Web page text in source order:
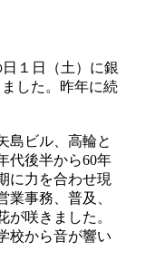
１日（土）に銀
した。昨年に続
島ビル、高輪と
代後半から60年
に力を合わせ現
事務、普及、
咲きました。
校から音が響い